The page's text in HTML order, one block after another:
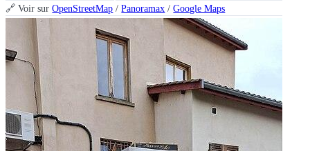
🔗 Voir surOpenStreetMap /Panoramax /Google Maps